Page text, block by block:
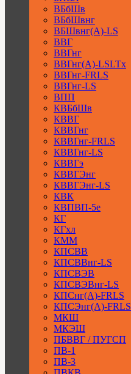
ВБбШв
ВБбШвнг
ВБШвнг(А)-LS
ВВГ
ВВГнг
ВВГнг(А)-LSLTx
ВВГнг-FRLS
ВВГнг-LS
ВПП
КВБбШв
КВВГ
КВВГнг
КВВГнг-FRLS
КВВГнг-LS
КВВГэ
КВВГЭнг
КВВГЭнг-LS
КВК
КВПВП-5е
КГ
КГхл
КММ
КПСВВ
КПСВВнг-LS
КПСВЭВ
КПСВЭВнг-LS
КПСнг(А)-FRLS
КПСЭнг(А)-FRLS
МКШ
МКЭШ
ПБВВГ / ПУГСП
ПВ-1
ПВ-3